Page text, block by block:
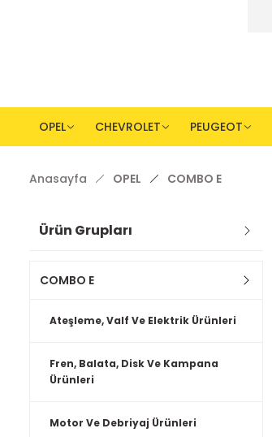
OPEL CHEVROLET PEUGEOT
Anasayfa OPEL COMBO E
Ürün Grupları
COMBO E
Ateşleme, Valf Ve Elektrik Ürünleri
Fren, Balata, Disk Ve Kampana
Ürünleri
Motor Ve Debriyaj Ürünleri